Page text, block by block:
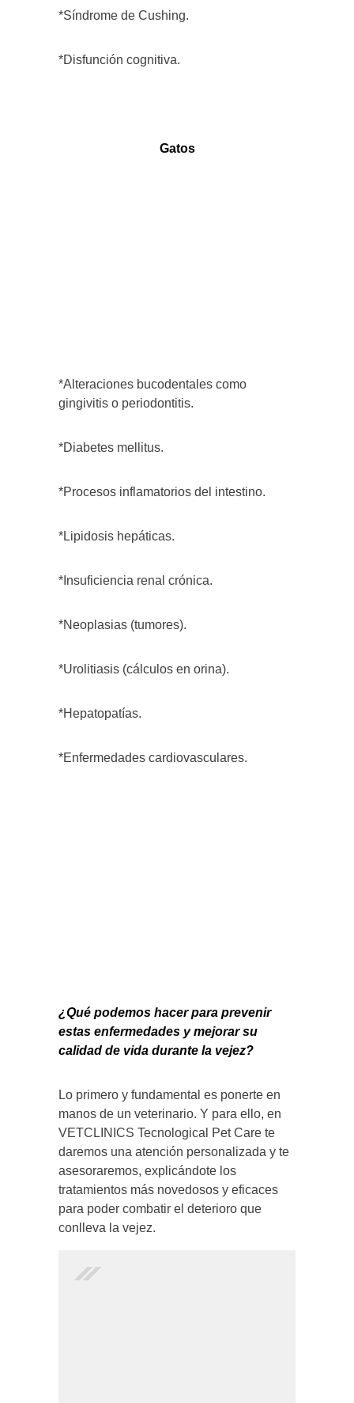
*Síndrome de Cushing.
*Disfunción cognitiva.
Gatos
*Alteraciones bucodentales como
gingivitis o periodontitis.
*Diabetes mellitus.
*Procesos inflamatorios del intestino.
*Lipidosis hepáticas.
*Insuficiencia renal crónica.
*Neoplasias (tumores).
*Urolitiasis (cálculos en orina).
*Hepatopatías.
*Enfermedades cardiovasculares.
¿Qué podemos hacer para prevenir
estas enfermedades y mejorar su
calidad de vida durante la vejez?
Lo primero y fundamental es ponerte en
manos de un veterinario. Y para ello, en
VETCLINICS Tecnological Pet Care te
daremos una atención personalizada y te
asesoraremos, explicándote los
tratamientos más novedosos y eficaces
para poder combatir el deterioro que
conlleva la vejez.